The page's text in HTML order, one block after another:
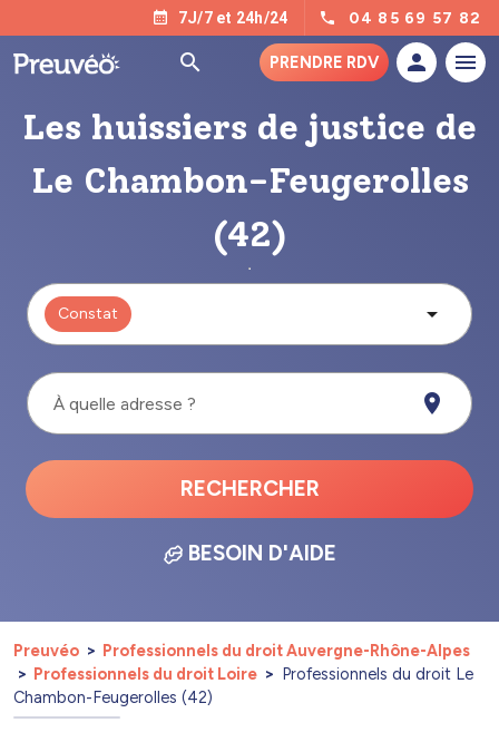
7J/7 et 24h/24 04 85 69 57 82
PRENDRE RDV
Les huissiers de justice de
Le Chambon-Feugerolles
(42)
Constat
À quelle adresse ?
RECHERCHER
BESOIN D'AIDE
Preuvéo
Professionnels du droit Auvergne-Rhône-Alpes
Professionnels du droit Loire
Professionnels du droit Le
Chambon-Feugerolles (42)